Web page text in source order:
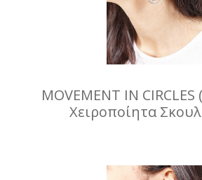
MOVEMENT IN
Χειροποίητα